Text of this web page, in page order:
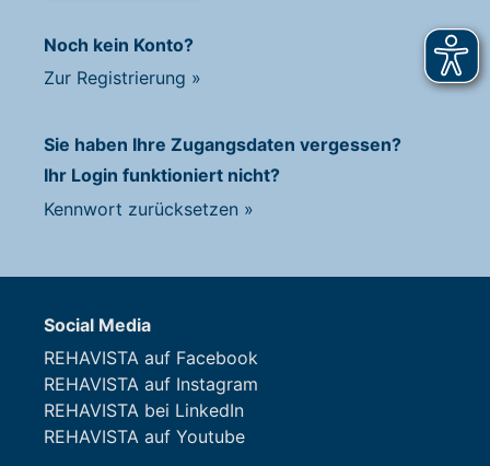
Noch kein Konto?
Zur Registrierung »
Sie haben Ihre Zugangsdaten vergessen?
Ihr Login funktioniert nicht?
Kennwort zurücksetzen »
Social Media
REHAVISTA auf Facebook
REHAVISTA auf Instagram
REHAVISTA bei LinkedIn
REHAVISTA auf Youtube